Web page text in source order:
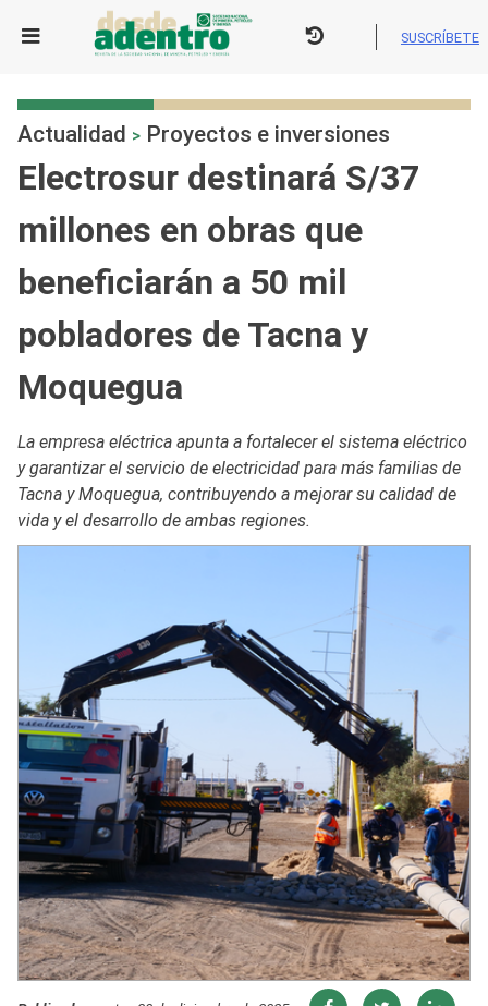
SUSCRÍBETE
Actualidad > Proyectos e inversiones
Electrosur destinará S/37
millones en obras que
beneficiarán a 50 mil
pobladores de Tacna y
Moquegua
La empresa eléctrica apunta a fortalecer el sistema eléctrico
y garantizar el servicio de electricidad para más familias de
Tacna y Moquegua, contribuyendo a mejorar su calidad de
vida y el desarrollo de ambas regiones.